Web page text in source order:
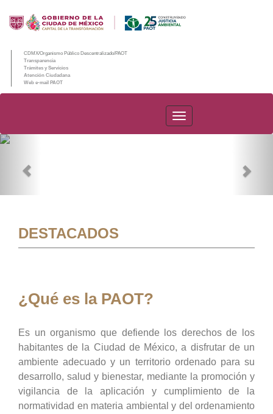
CDMX/Organismo Público Descentralizado/PAOT
Transparencia
Trámites y Servicios
Atención Ciudadana
Web e-mail PAOT
PAOT
DESTACADOS
¿Qué es la PAOT?
Es un organismo que defiende los derechos de los
habitantes de la Ciudad de México, a disfrutar de un
ambiente adecuado y un territorio ordenado para su
desarrollo, salud y bienestar, mediante la promoción y
vigilancia de la aplicación y cumplimiento de la
normatividad en materia ambiental y del ordenamiento